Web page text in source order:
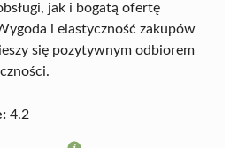
jak i bogatą ofertę
i elastyczność zakupów
się pozytywnym odbiorem
4.2